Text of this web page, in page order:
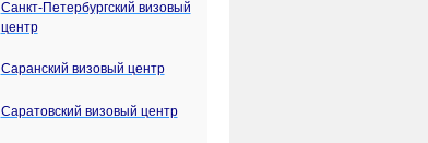
Санкт-Петербургский визовый
центр
Саранский визовый центр
Саратовский визовый центр